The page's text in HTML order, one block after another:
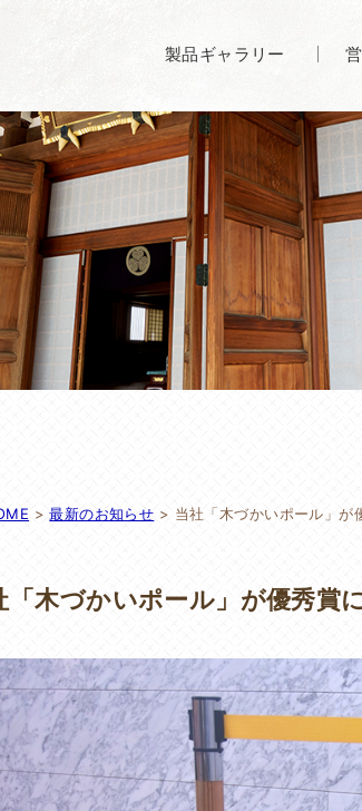
製品ギャラリー
>最新のお知らせ > 当社「木づかいポール」が
「木づかいポール」が優秀賞